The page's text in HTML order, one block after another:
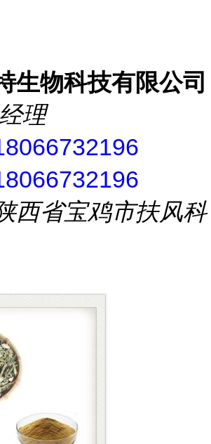
生物科技有限公司
理
西省宝鸡市扶风科